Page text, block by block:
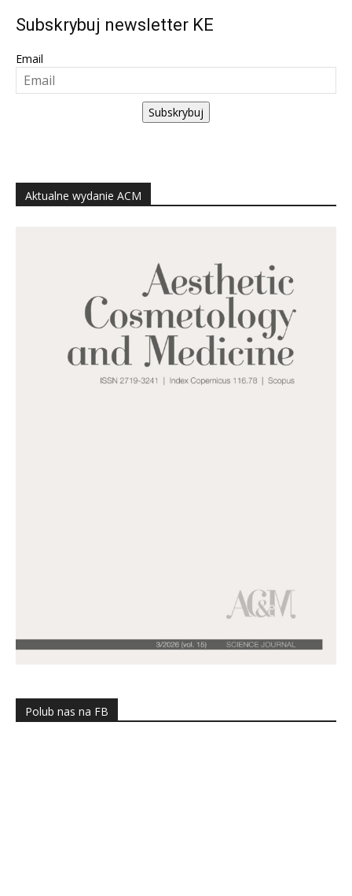
Subskrybuj newsletter KE
Email
Subskrybuj
Aktualne wydanie ACM
Polub nas na FB